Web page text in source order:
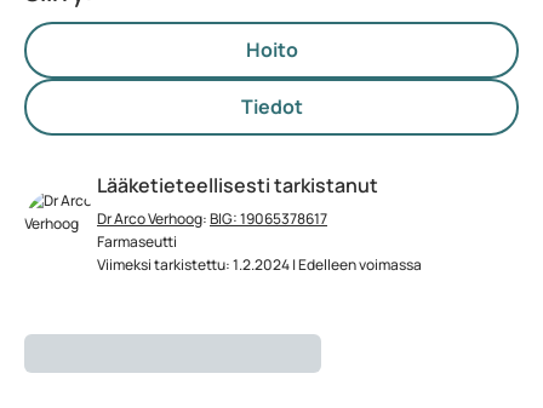
Hoito
Tiedot
Lääketieteellisesti tarkistanut
Dr Arco Verhoog:BIG: 19065378617
Farmaseutti
Viimeksi tarkistettu: 1.2.2024 | Edelleen voimassa